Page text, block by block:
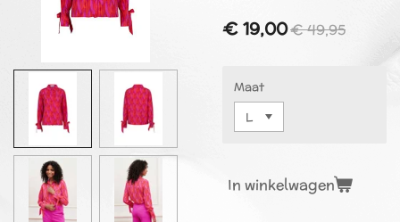
€ 19,00€ 49,95
Maat
In winkelwagen